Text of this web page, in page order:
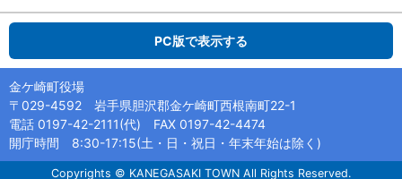
PC版で表示する
金ケ崎町役場
〒029-4592 岩手県胆沢郡金ケ崎町西根南町22-1
電話 0197-42-2111(代) FAX 0197-42-4474
開庁時間 8:30-17:15(土・日・祝日・年末年始は除く)
Copyrights © KANEGASAKI TOWN All Rights Reserved.